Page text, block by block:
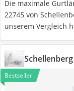
Die maximale
22745 von
unserem Vergleich
Schellenberg
Bestseller